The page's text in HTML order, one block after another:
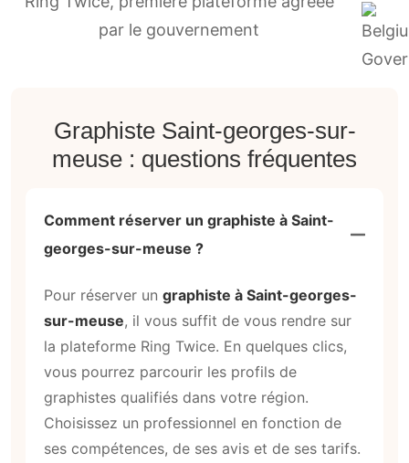
par le gouvernement
Graphiste Saint-georges-sur-
meuse : questions fréquentes
Comment réserver un graphiste à Saint-
georges-sur-meuse ?
Pour réserver un graphiste à Saint-georges-
sur-meuse, il vous suffit de vous rendre sur
la plateforme Ring Twice. En quelques clics,
vous pourrez parcourir les profils de
graphistes qualifiés dans votre région.
Choisissez un professionnel en fonction de
ses compétences, de ses avis et de ses tarifs.